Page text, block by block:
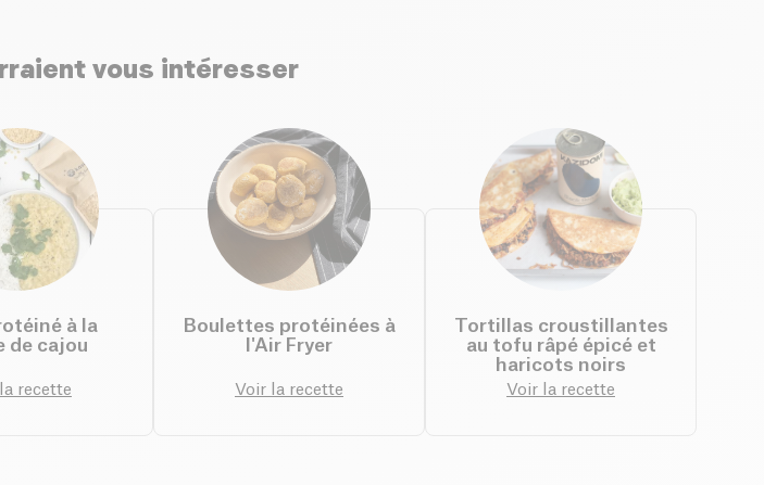
vous intéresser
à la
de cajou
recette
Boulettes protéinées à
l'Air Fryer
Voir la recette
Tortillas croustillantes
au tofu râpé épicé et
haricots noirs
Voir la recette